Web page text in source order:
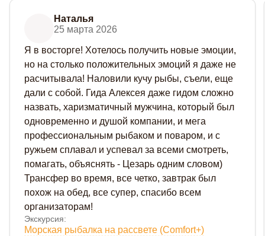
Наталья
25 марта 2026
Я в восторге! Хотелось получить новые эмоции,
но на столько положительных эмоций я даже не
расчитывала! Наловили кучу рыбы, съели, еще
дали с собой. Гида Алексея даже гидом сложно
назвать, харизматичный мужчина, который был
одновременно и душой компании, и мега
профессиональным рыбаком и поваром, и с
ружьем сплавал и успевал за всеми смотреть,
помагать, объяснять - Цезарь одним словом)
Трансфер во время, все четко, завтрак был
похож на обед, все супер, спасибо всем
организаторам!
Экскурсия:
Морская рыбалка на рассвете (Comfort+)